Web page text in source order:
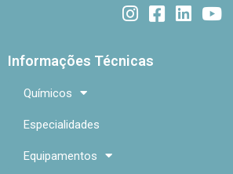
Informações Técnicas
Químicos
Especialidades
Equipamentos